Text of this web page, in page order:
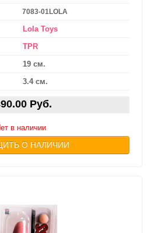
7083-01LOLA
Lola Toys
TPR
19 см.
3.4 см.
Руб.
в наличии
О НАЛИЧИИ